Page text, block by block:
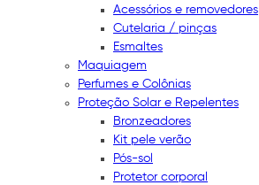
Acessórios e removedores
Cutelaria / pinças
Esmaltes
Maquiagem
Perfumes e Colônias
Proteção Solar e Repelentes
Bronzeadores
Kit pele verão
Pós-sol
Protetor corporal